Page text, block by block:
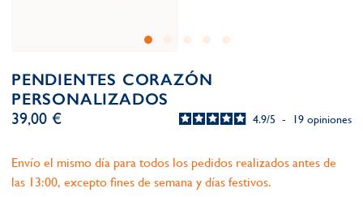
PENDIENTES CORAZÓN
PERSONALIZADOS
4.9/5 - 19 opiniones
39,00 €
Envío el mismo día para todos los pedidos realizados antes de
las 13:00, excepto fines de semana y días festivos.